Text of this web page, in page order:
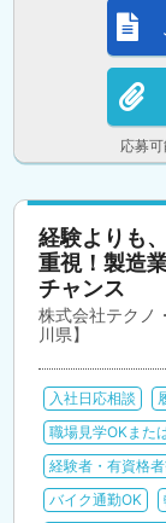
応募
経験よりも
重視！製造
チャンス
株式会社テクノ
川県】
入社日応相談
職場見学OKまた
経験者・有資格
バイク通勤OK